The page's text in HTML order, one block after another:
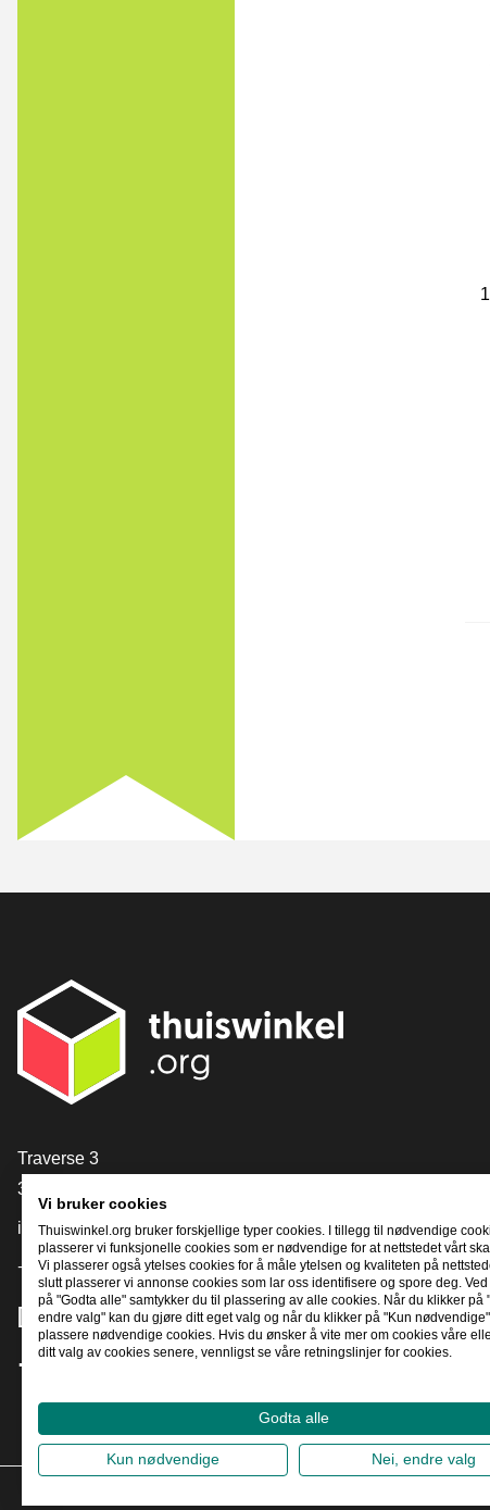
[_General:Contact]
Traverse 3
3905 NL Veenendaal
info@thuiswinkel.org
+31 (0)318 64 85 75
[_General:SocialMediaTitle]
Vi bruker cookies
Thuiswinkel.org bruker forskjellige typer cookies. I tillegg til nødvendige
plasserer vi funksjonelle cookies som er nødvendige for at nettstedet vårt
Vi plasserer også ytelses cookies for å måle ytelsen og kvaliteten på
slutt plasserer vi annonse cookies som lar oss identifisere og spore deg. Ved
på "Godta alle" samtykker du til plassering av alle cookies. Når du klikker på
endre valg" kan du gjøre ditt eget valg og når du klikker på "Kun
plassere nødvendige cookies. Hvis du ønsker å vite mer om cookies våre
ditt valg av cookies senere, vennligst se våre retningslinjer for cookies.
Godta alle
Kun nødvendige Nei, endre valg